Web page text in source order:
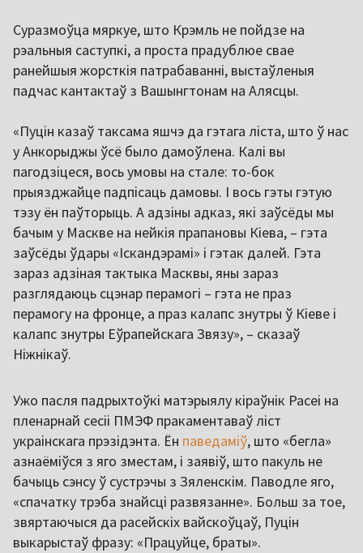
Суразмоўца мяркуе, што Крэмль не пойдзе на
рэальныя саступкі, а проста прадублюе свае
ранейшыя жорсткія патрабаванні, выстаўленыя
падчас кантактаў з Вашынгтонам на Алясцы.
«Пуцін казаў таксама яшчэ да гэтага ліста, што ў нас
у Анкорыджы ўсё было дамоўлена. Калі вы
пагодзіцеся, вось умовы на стале: то-бок
прыязджайце падпісаць дамовы. І вось гэты гэтую
тэзу ён паўторыць. А адзіны адказ, які заўсёды мы
бачым у Маскве на нейкія прапановы Кіева, – гэта
заўсёды ўдары «Іскандэрамі» і гэтак далей. Гэта
зараз адзіная тактыка Масквы, яны зараз
разглядаюць сцэнар перамогі – гэта не праз
перамогу на фронце, а праз калапс знутры ў Кіеве і
калапс знутры Еўрапейскага Звязу», – сказаў
Ніжнікаў.
Ужо пасля падрыхтоўкі матэрыялу кіраўнік Расеі на
пленарнай сесіі ПМЭФ пракаментаваў ліст
украінскага прэзідэнта. Ён паведаміў, што «бегла»
азнаёміўся з яго зместам, і заявіў, што пакуль не
бачыць сэнсу ў сустрэчы з Зяленскім. Паводле яго,
«спачатку трэба знайсці развязанне». Больш за тое,
звяртаючыся да расейскіх вайскоўцаў, Пуцін
выкарыстаў фразу: «Працуйце, браты».